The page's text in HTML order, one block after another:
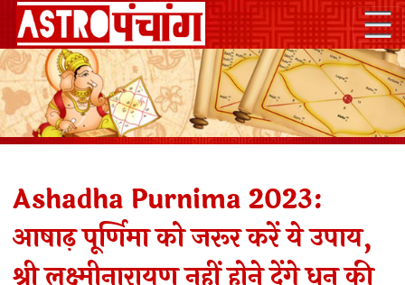
Ashadha Purnima 2023:
आषाढ़ पूर्णिमा को जरूर करें ये उपाय,